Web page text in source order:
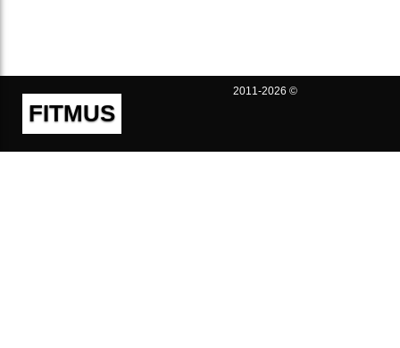
FITMUS
2011-2026 ©